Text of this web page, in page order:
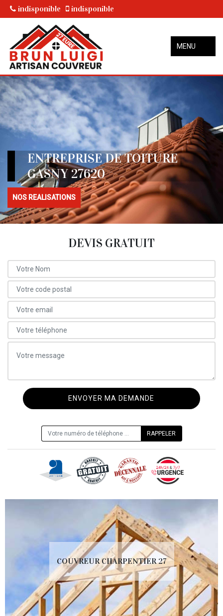
indisponible indisponible
MENU
ENTREPRISE DE TOITURE
GASNY 27620
NOS REALISATIONS
DEVIS GRATUIT
COUVREUR CHARPENTIER 27